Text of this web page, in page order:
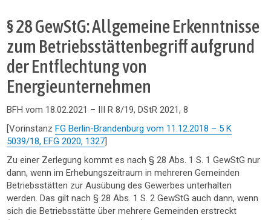
§ 28 GewStG: Allgemeine Erkenntnisse
zum Betriebsstättenbegriff aufgrund
der Entflechtung von
Energieunternehmen
BFH vom 18.02.2021 – III R 8/19, DStR 2021, 8
[VorinstanzFG Berlin-Brandenburg vom 11.12.2018 – 5 K
5039/18, EFG 2020, 1327]
Zu einer Zerlegung kommt es nach § 28 Abs. 1 S. 1 GewStG nur
dann, wenn im Erhebungszeitraum in mehreren Gemeinden
Betriebsstätten zur Ausübung des Gewerbes unterhalten
werden. Das gilt nach § 28 Abs. 1 S. 2 GewStG auch dann, wenn
sich die Betriebsstätte über mehrere Gemeinden erstreckt